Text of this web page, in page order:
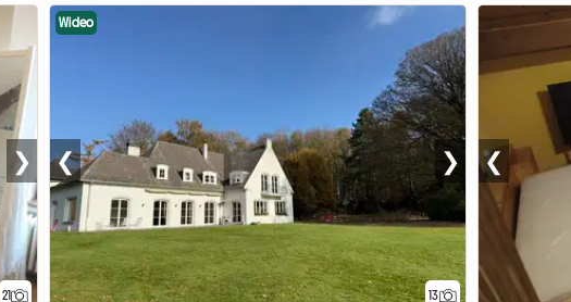
21
❯
13
Wideo
❮ ❯ ❮